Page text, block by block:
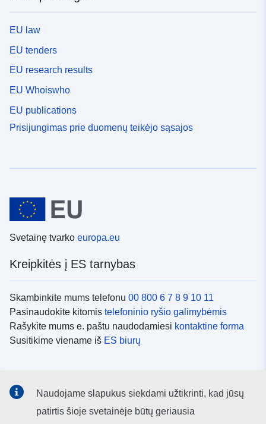
EU law
EU tenders
EU research results
EU Whoiswho
EU publications
Prisijungimas prie duomenų teikėjo sąsajos
Svetainę tvarko europa.eu
Kreipkitės į ES tarnybas
Skambinkite mums telefonu 00 800 6 7 8 9 10 11
Pasinaudokite kitomis telefoninio ryšio galimybėmis
Rašykite mums e. paštu naudodamiesi kontaktine forma
Susitikime viename iš ES biurų
socialinių tinklų kanalai
Naudojame slapukus siekdami užtikrinti, kad jūsų
patirtis šioje svetainėje būtų geriausia